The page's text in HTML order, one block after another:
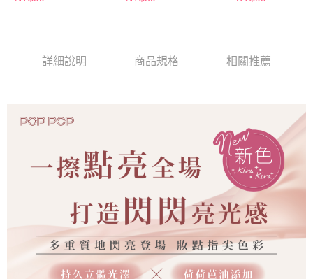
５．嚴禁一人註冊多個帳號或使用他人資訊註冊。若發現惡意使用之情形，
每筆NT$80，滿NT$290(含以上)免運費
詳細說明 商品規格 相關推薦